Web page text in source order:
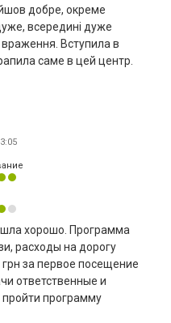
добре, окреме
всередині дуже
Вступила в
саме в цей центр.
хорошо. Программа
расходы на дорогу
за первое посещение
ответственные и
программу